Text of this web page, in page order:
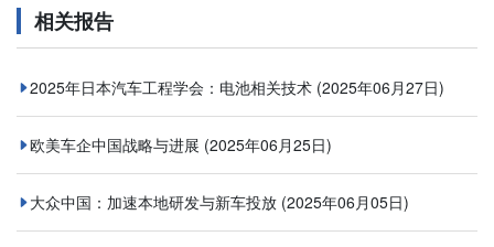
相关报告
2025年日本汽车工程学会：电池相关技术 (2025年06月27日)
欧美车企中国战略与进展 (2025年06月25日)
大众中国：加速本地研发与新车投放 (2025年06月05日)